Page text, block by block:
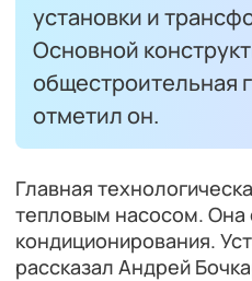
установки и
Основной
общестроительная
отметил он.
Главная
тепловым насосом. Она
кондиционирования.
рассказал Андрей